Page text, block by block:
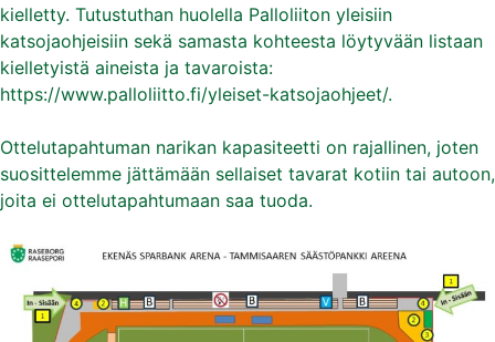
kielletty. Tutustuthan huolella Palloliiton yleisiin
katsojaohjeisiin sekä samasta kohteesta löytyvään listaan
kielletyistä aineista ja tavaroista:
https://www.palloliitto.fi/yleiset-katsojaohjeet/.
Ottelutapahtuman narikan kapasiteetti on rajallinen, joten
suosittelemme jättämään sellaiset tavarat kotiin tai autoon,
joita ei ottelutapahtumaan saa tuoda.